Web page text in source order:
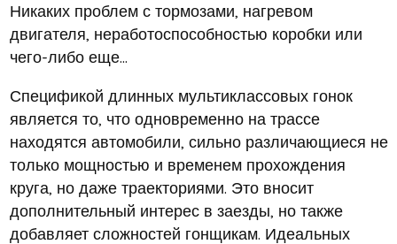
Никаких проблем с тормозами, нагревом
двигателя, неработоспособностью коробки или
чего-либо еще…
Спецификой длинных мультиклассовых гонок
является то, что одновременно на трассе
находятся автомобили, сильно различающиеся не
только мощностью и временем прохождения
круга, но даже траекториями. Это вносит
дополнительный интерес в заезды, но также
добавляет сложностей гонщикам. Идеальных